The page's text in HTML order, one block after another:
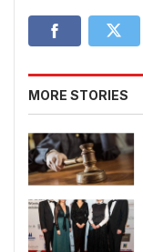
MORE STORIES